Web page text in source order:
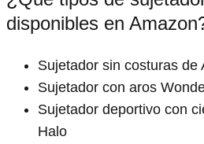
disponibles en
Sujetador sin costuras de
Sujetador con aros
Sujetador deportivo con
Halo